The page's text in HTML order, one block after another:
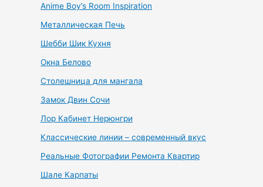
Anime Boy’s Room Inspiration
Металлическая Печь
Шебби Шик Кухня
Окна Белово
Столешница для мангала
Замок Двин Сочи
Лор Кабинет Нерюнгри
Классические линии – современный вкус
Реальные Фотографии Ремонта Квартир
Шале Карпаты